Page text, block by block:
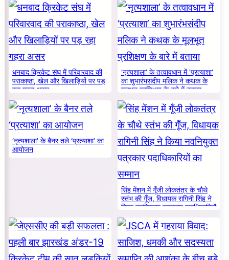
धनबाद क्रिकेट संघ में परिवारवाद की
पराकाष्ठा, खेल और खिलाड़ियों पर पड़
रहा गहरा असर
‘नृत्यशाला’ के तत्वावधान में ‘प्रत्याशा’
का शुभारंभसंदीप मलिक ने कथक के
मूलभूत प्रशिक्षण के बारे में बताया
‘नृत्यशाला’ के बैनर तले ‘प्रत्याशा’ का
आयोजन
सिंह मेंशन में गूँजी लोकतंत्र के चौथे
स्तंभ की गूँज, विधायक रागिनी सिंह ने
किया नवनियुक्त पत्रकार पदाधिकारियों
का सम्मान